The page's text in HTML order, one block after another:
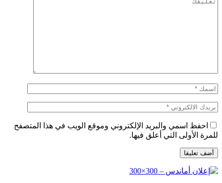
احفظ اسمي والبريد الإلكتروني وموقع الويب في هذا المتصفح
للمرة الأولى التي أعلق فيها.